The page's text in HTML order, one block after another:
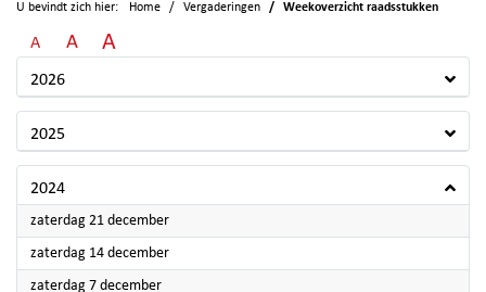
U bevindt zich hier: Home Vergaderingen Weekoverzicht raadsstukken
A A A
2026
2025
2024
zaterdag 21 december2024
zaterdag 14 december2024
zaterdag 7 december2024